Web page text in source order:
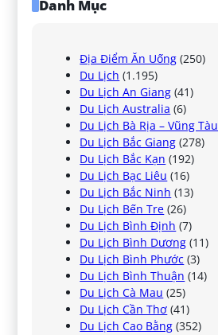
Danh Mục
Địa Điểm Ăn Uống (250)
Du Lịch (1.195)
Du Lịch An Giang (41)
Du Lịch Australia (6)
Du Lịch Bà Rịa – Vũng Tàu
Du Lịch Bắc Giang (278)
Du Lịch Bắc Kạn (192)
Du Lịch Bạc Liêu (16)
Du Lịch Bắc Ninh (13)
Du Lịch Bến Tre (26)
Du Lịch Bình Định (7)
Du Lịch Bình Dương (11)
Du Lịch Bình Phước (3)
Du Lịch Bình Thuận (14)
Du Lịch Cà Mau (25)
Du Lịch Cần Thơ (41)
Du Lịch Cao Bằng (352)